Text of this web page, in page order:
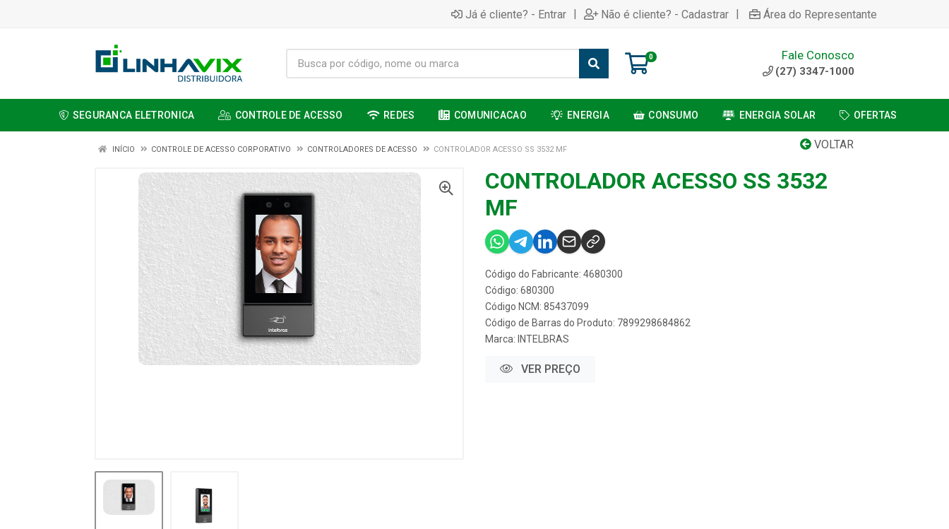
Já é cliente? - Entrar | Não é cliente? - Cadastrar | Área do Representante
0 Fale Conosco
(27) 3347-1000
SEGURANCA ELETRONICA CONTROLE DE ACESSO REDES COMUNICACAO ENERGIA CONSUMO ENERGIA SOLAR OFERTAS
VOLTAR
INÍCIO CONTROLE DE ACESSO CORPORATIVO CONTROLADORES DE ACESSO CONTROLADOR ACESSO SS 3532 MF
CONTROLADOR ACESSO SS 3532
MF
Código do Fabricante: 4680300
Código: 680300
Código NCM: 85437099
Código de Barras do Produto: 7899298684862
Marca: INTELBRAS
VER PREÇO